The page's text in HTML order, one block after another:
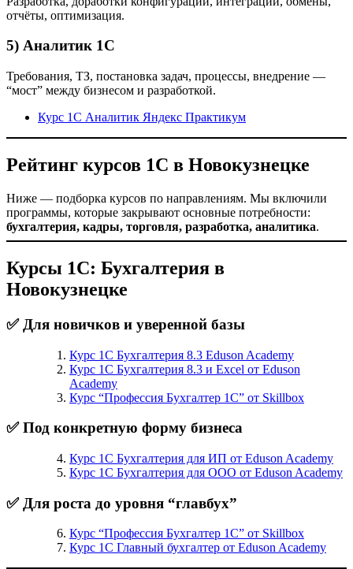
отчёты, оптимизация.
5) Аналитик 1С
Требования, ТЗ, постановка задач, процессы, внедрение —
“мост” между бизнесом и разработкой.
Курс 1С Аналитик Яндекс Практикум
Рейтинг курсов 1С в Новокузнецке
Ниже — подборка курсов по направлениям. Мы включили
программы, которые закрывают основные потребности:
бухгалтерия, кадры, торговля, разработка, аналитика.
Курсы 1С: Бухгалтерия в
Новокузнецке
✅ Для новичков и уверенной базы
Курс 1С Бухгалтерия 8.3 Eduson Academy
Курс 1С Бухгалтерия 8.3 и Excel от Eduson
Academy
Курс “Профессия Бухгалтер 1С” от Skillbox
✅ Под конкретную форму бизнеса
Курс 1С Бухгалтерия для ИП от Eduson Academy
Курс 1С Бухгалтерия для ООО от Eduson Academy
✅ Для роста до уровня “главбух”
Курс “Профессия Бухгалтер 1С” от Skillbox
Курс 1С Главный бухгалтер от Eduson Academy